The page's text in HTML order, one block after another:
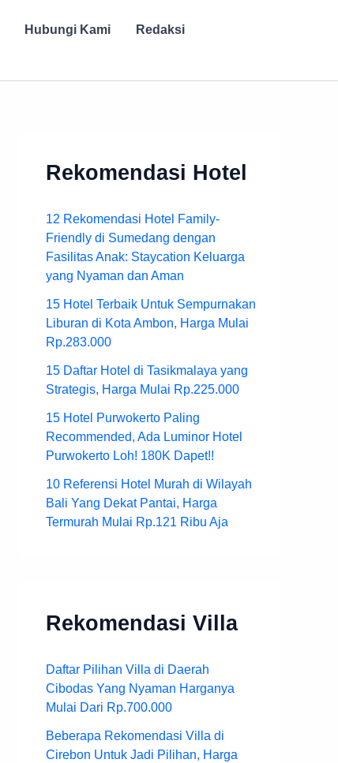
Hubungi Kami
Redaksi
Rekomendasi Hotel
12 Rekomendasi Hotel Family-
Friendly di Sumedang dengan
Fasilitas Anak: Staycation Keluarga
yang Nyaman dan Aman
15 Hotel Terbaik Untuk Sempurnakan
Liburan di Kota Ambon, Harga Mulai
Rp.283.000
15 Daftar Hotel di Tasikmalaya yang
Strategis, Harga Mulai Rp.225.000
15 Hotel Purwokerto Paling
Recommended, Ada Luminor Hotel
Purwokerto Loh! 180K Dapet!!
10 Referensi Hotel Murah di Wilayah
Bali Yang Dekat Pantai, Harga
Termurah Mulai Rp.121 Ribu Aja
Rekomendasi Villa
Daftar Pilihan Villa di Daerah
Cibodas Yang Nyaman Harganya
Mulai Dari Rp.700.000
Beberapa Rekomendasi Villa di
Cirebon Untuk Jadi Pilihan, Harga